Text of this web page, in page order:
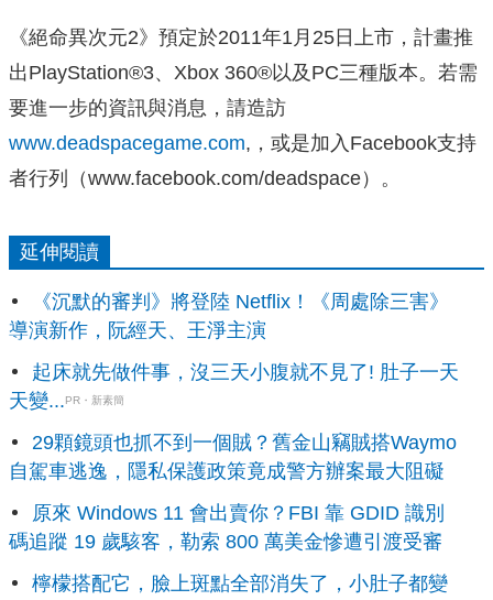
《絕命異次元2》預定於2011年1月25日上市，計畫推
出PlayStation®3、Xbox 360®以及PC三種版本。若需
要進一步的資訊與消息，請造訪
www.deadspacegame.com,，或是加入Facebook支持
者行列（www.facebook.com/deadspace）。
延伸閱讀
《沉默的審判》將登陸 Netflix！《周處除三害》
導演新作，阮經天、王淨主演
起床就先做件事，沒三天小腹就不見了! 肚子一天
天變... PR・新素簡
29顆鏡頭也抓不到一個賊？舊金山竊賊搭Waymo
自駕車逃逸，隱私保護政策竟成警方辦案最大阻礙
原來 Windows 11 會出賣你？FBI 靠 GDID 識別
碼追蹤 19 歲駭客，勒索 800 萬美金慘遭引渡受審
檸檬搭配它，臉上斑點全部消失了，小肚子都變